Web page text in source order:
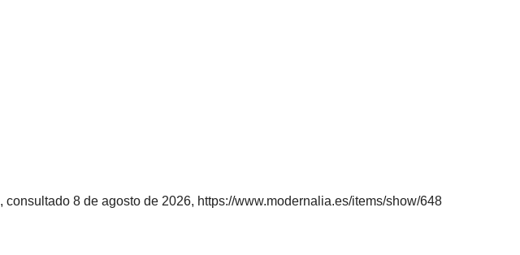
, consultado 8 de agosto de 2026, https://www.modernalia.es/items/show/648